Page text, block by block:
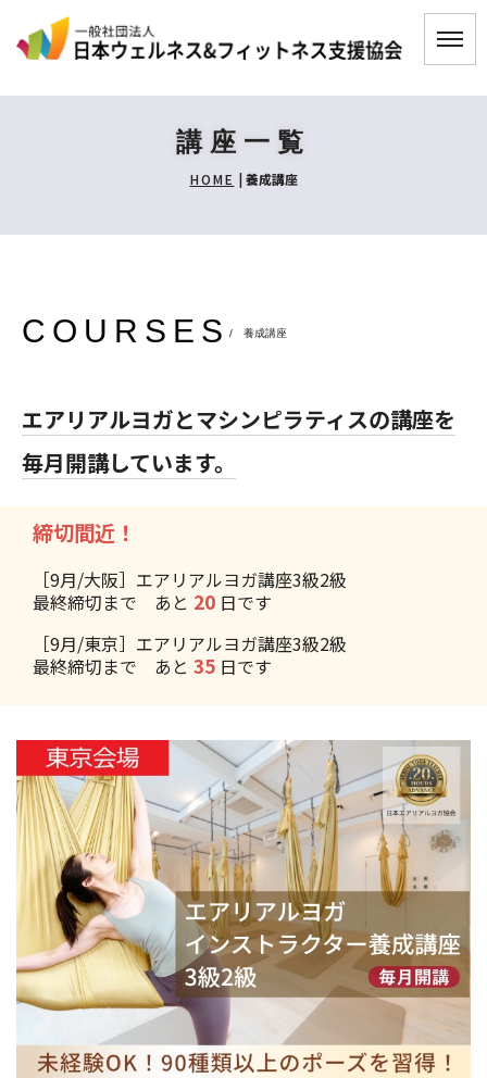
講座一覧
HOME |養成講座
COURSES / 養成講座
エアリアルヨガとマシンピラティスの講座を
毎月開講しています。
締切間近！
［9月/大阪］エアリアルヨガ講座3級2級
最終締切まで あと 20 日です
［9月/東京］エアリアルヨガ講座3級2級
最終締切まで あと 35 日です